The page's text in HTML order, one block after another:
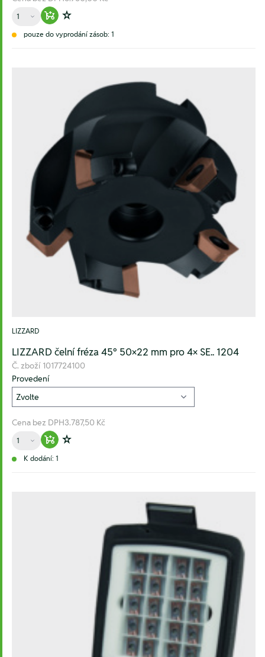
Množství
Warenkorb hinzufügen
Zur Wunschliste hinzufügen
pouze do vyprodání zásob: 1
LIZZARD
LIZZARD čelní fréza 45° 50×22 mm pro 4× SE.. 1204
Č. zboží 1017724100
Provedení
Cena bez DPH3.787,50 Kč
Množství
Warenkorb hinzufügen
Zur Wunschliste hinzufügen
K dodání: 1